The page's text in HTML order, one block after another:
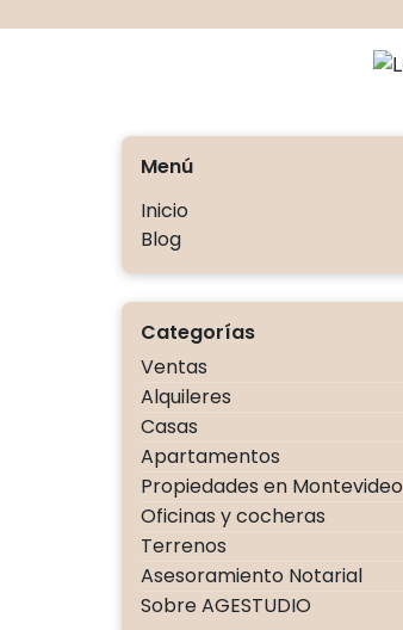
Menú
Inicio
Blog
Categorías
Ventas
Alquileres
Casas
Apartamentos
Propiedades en Montevideo
Oficinas y cocheras
Terrenos
Asesoramiento Notarial
Sobre AGESTUDIO